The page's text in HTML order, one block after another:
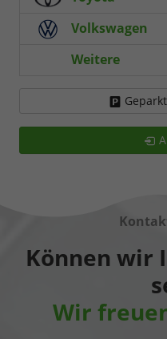
Volkswagen
Weitere
Können wir
Wir